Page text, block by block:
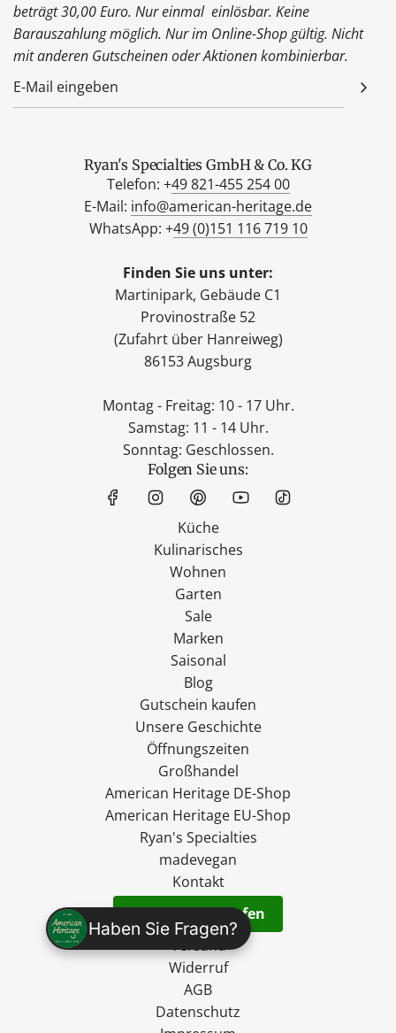
Haben Sie Fragen?
beträgt 30,00 Euro. Nur einmal einlösbar. Keine
Barauszahlung möglich. Nur im Online-Shop gültig. Nicht
mit anderen Gutscheinen oder Aktionen kombinierbar.
Ryan's Specialties GmbH & Co. KG
Telefon: +49 821-455 254 00
E-Mail: info@american-heritage.de
WhatsApp: +49 (0)151 116 719 10
Finden Sie uns unter:
Martinipark, Gebäude C1
Provinostraße 52
(Zufahrt über Hanreiweg)
86153 Augsburg
Montag - Freitag: 10 - 17 Uhr.
Samstag: 11 - 14 Uhr.
Sonntag: Geschlossen.
Folgen Sie uns:
Küche
Kulinarisches
Wohnen
Garten
Sale
Marken
Saisonal
Blog
Gutschein kaufen
Unsere Geschichte
Öffnungszeiten
Großhandel
American Heritage DE-Shop
American Heritage EU-Shop
Ryan's Specialties
madevegan
Kontakt
Vertrag widerrufen
Versand
Widerruf
AGB
Datenschutz